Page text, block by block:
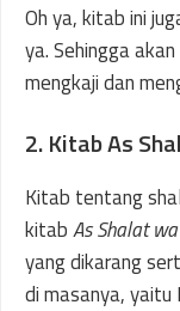
Oh ya, kitab ini
ya. Sehingga
mengkaji dan
2. Kitab As
Kitab tentang
kitabAs Shalat
yang dikarang
di masanya, yaitu